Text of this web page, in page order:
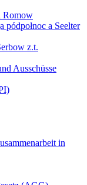
Romow
pódpołnoc a Seelter
z.t.
Ausschüsse
in